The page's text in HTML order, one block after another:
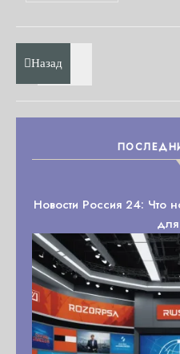
Назад
Новости Россия 24: Что